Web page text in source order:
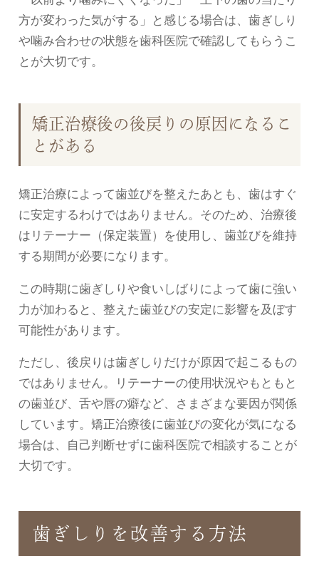
方が変わった気がする」と感じる場合は、歯ぎしり
や噛み合わせの状態を歯科医院で確認してもらうこ
とが大切です。
矯正治療後の後戻りの原因になるこ
とがある
矯正治療によって歯並びを整えたあとも、歯はすぐ
に安定するわけではありません。そのため、治療後
はリテーナー（保定装置）を使用し、歯並びを維持
する期間が必要になります。
この時期に歯ぎしりや食いしばりによって歯に強い
力が加わると、整えた歯並びの安定に影響を及ぼす
可能性があります。
ただし、後戻りは歯ぎしりだけが原因で起こるもの
ではありません。リテーナーの使用状況やもともと
の歯並び、舌や唇の癖など、さまざまな要因が関係
しています。矯正治療後に歯並びの変化が気になる
場合は、自己判断せずに歯科医院で相談することが
大切です。
歯ぎしりを改善する方法